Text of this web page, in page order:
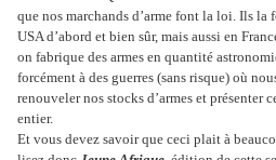
que nos marchands d’arme font la loi. Ils
USA d’abord et bien sûr, mais aussi en
on fabrique des armes en quantité
forcément à des guerres (sans risque) où
renouveler nos stocks d’armes et
entier.
Et vous devez savoir que ceci plait à